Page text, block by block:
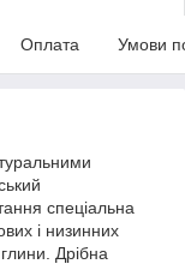
Оплата Умови
спеціальна
і низинних
Дрібна